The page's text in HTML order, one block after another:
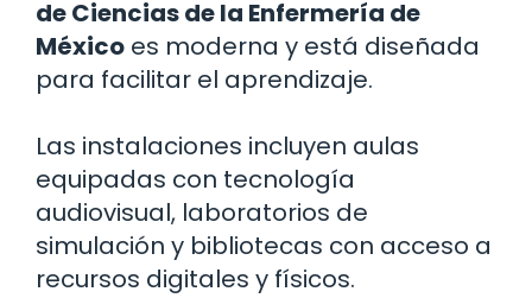
de Ciencias de la Enfermería de
México es moderna y está diseñada
para facilitar el aprendizaje.
Las instalaciones incluyen aulas
equipadas con tecnología
audiovisual, laboratorios de
simulación y bibliotecas con acceso a
recursos digitales y físicos.